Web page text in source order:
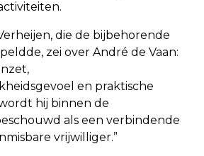
die de bijbehorende
zei over André de Vaan:
en praktische
hij binnen de
als een verbindende
vrijwilliger.”